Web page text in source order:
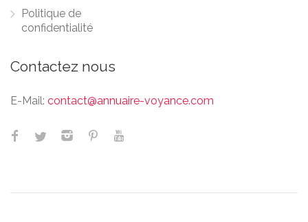
Politique de
confidentialité
Contactez nous
E-Mail: contact@annuaire-voyance.com